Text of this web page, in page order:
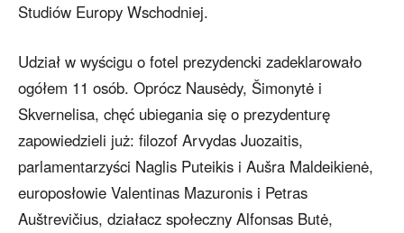
Studiów Europy Wschodniej.
Udział w wyścigu o fotel prezydencki zadeklarowało
ogółem 11 osób. Oprócz Nausėdy, Šimonytė i
Skvernelisa, chęć ubiegania się o prezydenturę
zapowiedzieli już: filozof Arvydas Juozaitis,
parlamentarzyści Naglis Puteikis i Aušra Maldeikienė,
europosłowie Valentinas Mazuronis i Petras
Auštrevičius, działacz społeczny Alfonsas Butė,